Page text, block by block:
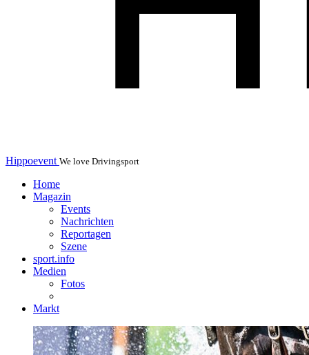
Hippoevent We love Drivingsport
Home
Magazin
Events
Nachrichten
Reportagen
Szene
sport.info
Medien
Fotos
Markt